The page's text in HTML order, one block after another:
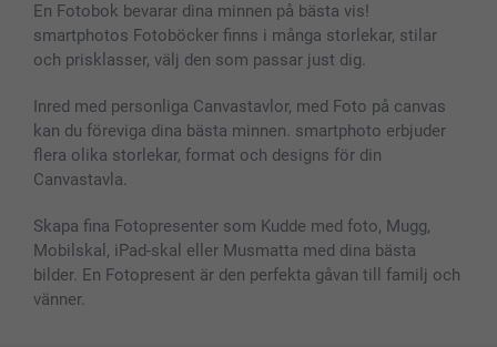
Skal till Mobil & Surfplatta
MyNameBook
Fotoramar & Tillbehör
Presentkort
Alla fotoprodukter
Sitemap
Villkor och garantier
smartbonus
Priser & betalning
En Fotobok bevarar dina minnen på bästa vis!
smartphotos Fotoböcker finns i många storlekar, stilar
och prisklasser, välj den som passar just dig.
Inred med personliga Canvastavlor, med Foto på canvas
kan du föreviga dina bästa minnen. smartphoto erbjuder
flera olika storlekar, format och designs för din
Canvastavla.
Skapa fina Fotopresenter som Kudde med foto, Mugg,
Mobilskal, iPad-skal eller Musmatta med dina bästa
bilder. En Fotopresent är den perfekta gåvan till familj och
vänner.